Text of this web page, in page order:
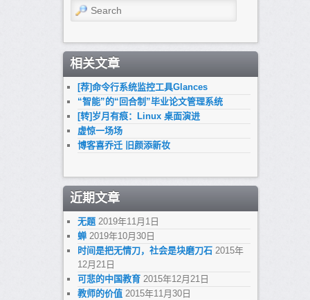
Search
相关文章
[荐]命令行系统监控工具Glances
“智能”的“回合制”毕业论文管理系统
[转]岁月有痕：Linux 桌面演进
虚惊一场场
博客喜乔迁 旧颜添新妆
近期文章
无题 2019年11月1日
蝉 2019年10月30日
时间是把无情刀，社会是块磨刀石 2015年
12月21日
可悲的中国教育 2015年12月21日
教师的价值 2015年11月30日